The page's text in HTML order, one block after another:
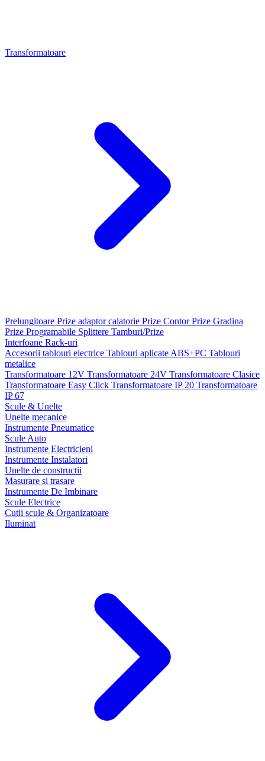
Transformatoare
Prelungitoare Prize adaptor calatorie Prize ContorPrize Gradina
Prize Programabile Splittere Tamburi/Prize
Interfoane Rack-uri
Accesorii tablouri electrice Tablouri aplicate ABS+PC Tablouri
metalice
Transformatoare 12V Transformatoare 24V Transformatoare Clasice
Transformatoare Easy Click Transformatoare IP 20 Transformatoare
IP 67
Scule & Unelte
Unelte mecanice
Instrumente Pneumatice
Scule Auto
Instrumente Electricieni
Instrumente Instalatori
Unelte de constructii
Masurare si trasare
Instrumente De Imbinare
Scule Electrice
Cutii scule & Organizatoare
Iluminat